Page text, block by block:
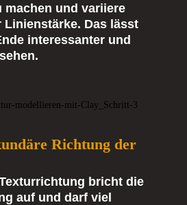
und variiere
Linienstärke. Das lässt
interessanter und
Richtung der
bricht die
auf und darf viel